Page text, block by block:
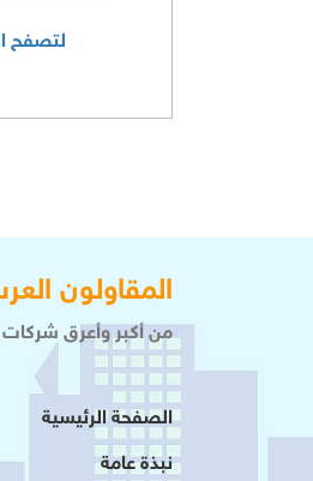
لتصفح
المقاولون
من أكبر وأعرق
الصفحة الرئيسية
نبذة عامة